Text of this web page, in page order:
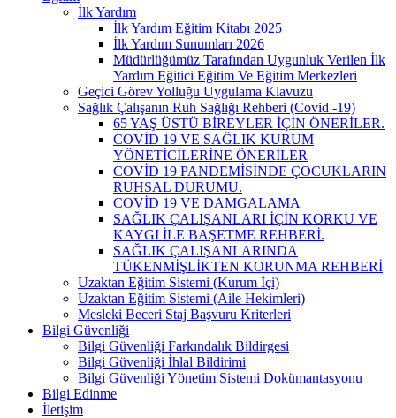
İlk Yardım
İlk Yardım Eğitim Kitabı 2025
İlk Yardım Sunumları 2026
Müdürlüğümüz Tarafından Uygunluk Verilen İlk
Yardım Eğitici Eğitim Ve Eğitim Merkezleri
Geçici Görev Yolluğu Uygulama Klavuzu
Sağlık Çalışanın Ruh Sağlığı Rehberi (Covid -19)
65 YAŞ ÜSTÜ BİREYLER İÇİN ÖNERİLER.
COVİD 19 VE SAĞLIK KURUM
YÖNETİCİLERİNE ÖNERİLER
COVİD 19 PANDEMİSİNDE ÇOCUKLARIN
RUHSAL DURUMU.
COVİD 19 VE DAMGALAMA
SAĞLIK ÇALIŞANLARI İÇİN KORKU VE
KAYGI İLE BAŞETME REHBERİ.
SAĞLIK ÇALIŞANLARINDA
TÜKENMİŞLİKTEN KORUNMA REHBERİ
Uzaktan Eğitim Sistemi (Kurum İçi)
Uzaktan Eğitim Sistemi (Aile Hekimleri)
Mesleki Beceri Staj Başvuru Kriterleri
Bilgi Güvenliği
Bilgi Güvenliği Farkındalık Bildirgesi
Bilgi Güvenliği İhlal Bildirimi
Bilgi Güvenliği Yönetim Sistemi Dokümantasyonu
Bilgi Edinme
İletişim